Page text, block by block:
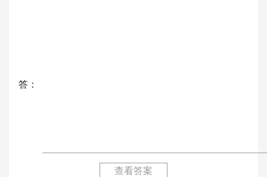
答：
查看答案